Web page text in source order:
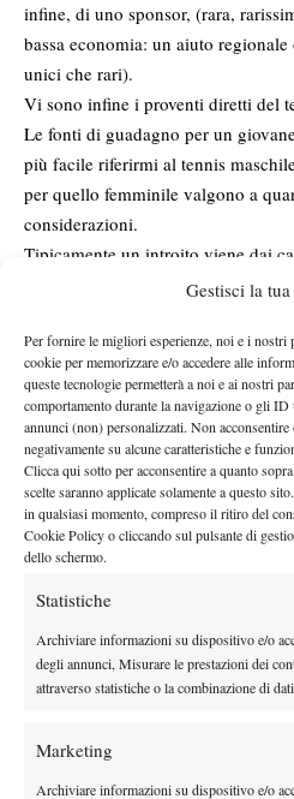
Gestisci la
Per fornire le migliori esperienze, noi e i nostri
cookie per memorizzare e/o accedere alle
queste tecnologie permetterà a noi e ai nostri
comportamento durante la navigazione o gli
annunci (non) personalizzati. Non
negativamente su alcune caratteristiche e
Clicca qui sotto per acconsentire a quanto
scelte saranno applicate solamente a questo
in qualsiasi momento, compreso il ritiro del
Cookie Policy o cliccando sul pulsante di
dello schermo.
Statistiche
Archiviare informazioni su dispositivo e/o
degli annunci, Misurare le prestazioni dei
attraverso statistiche o la combinazione di
Marketing
Archiviare informazioni su dispositivo e/o
infine, di uno sponsor, (rara,
bassa economia: un aiuto
unici che rari).
Vi sono infine i proventi diretti del
Le fonti di guadagno per un
più facile riferirmi al tennis
per quello femminile valgono a
considerazioni.
Tipicamente un introito viene dai
dipende dal livello del campionato,
disputano più di uno in vari Paesi,
settimana la B in Svizzera il sabato
domenica).
Un altro introito, che non ha la
più facile conseguimento rispetto
professionistici, perché la
logistiche normalmente più basse,
tornei open, tornei nazionali che
Ovviamente queste scelte vanno
costituire una notevole
disputare tornei con in palio punti
Non si conti invece, almeno
Ricordo che i tornei si dividono in